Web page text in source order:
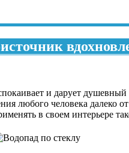
и дарует
любого человека далеко
в своем интерьере